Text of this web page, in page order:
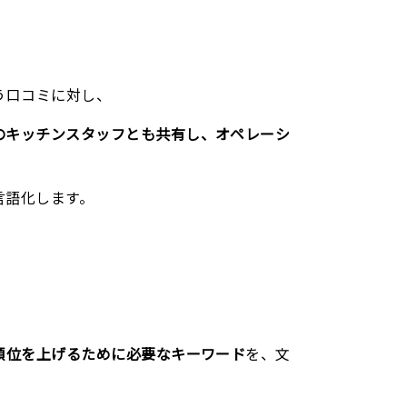
コミに対し、
ッチンスタッフとも共有し、オペレーシ
化します。
位を上げるために必要なキーワードを、文